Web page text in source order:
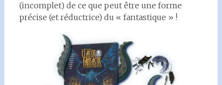
(incomplet) de ce que peut être une forme
précise (et réductrice) du « fantastique » !